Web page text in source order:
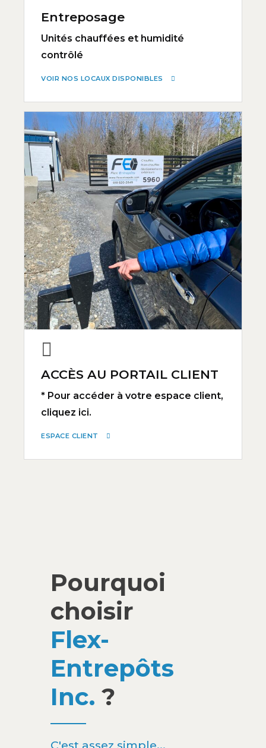
Entreposage
Unités chauffées et humidité
contrôlé
VOIR NOS LOCAUX DISPONIBLES
ACCÈS AU PORTAIL CLIENT
* Pour accéder à votre espace client,
cliquez ici.
ESPACE CLIENT
Pourquoi
choisir
Flex-
Entrepôts
Inc. ?
C'est assez simple...